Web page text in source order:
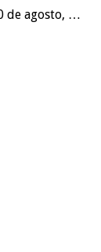
de agosto, …